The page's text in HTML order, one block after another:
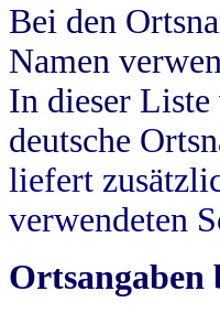
Bei den
Namen
In dieser
deutsche
liefert
verwendeten
Ortsangaben